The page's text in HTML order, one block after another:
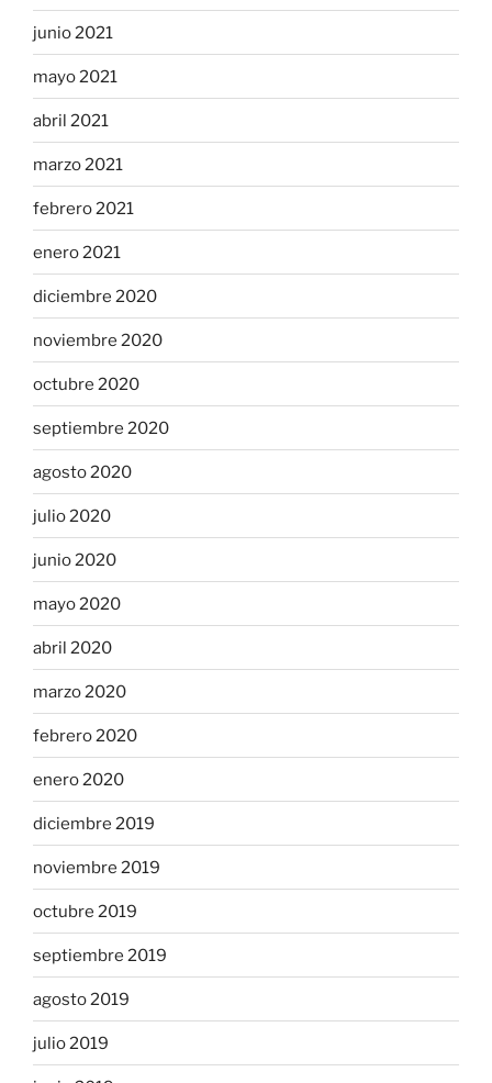
junio 2021
mayo 2021
abril 2021
marzo 2021
febrero 2021
enero 2021
diciembre 2020
noviembre 2020
octubre 2020
septiembre 2020
agosto 2020
julio 2020
junio 2020
mayo 2020
abril 2020
marzo 2020
febrero 2020
enero 2020
diciembre 2019
noviembre 2019
octubre 2019
septiembre 2019
agosto 2019
julio 2019